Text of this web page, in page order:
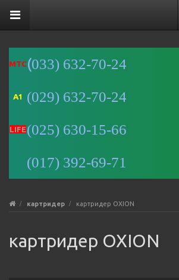
MTC (033) 632-70-24
A1 (029) 632-70-24
LIFE(025) 630-15-66
(017) 392-69-71
картридер картридер OXION
картридер OXION